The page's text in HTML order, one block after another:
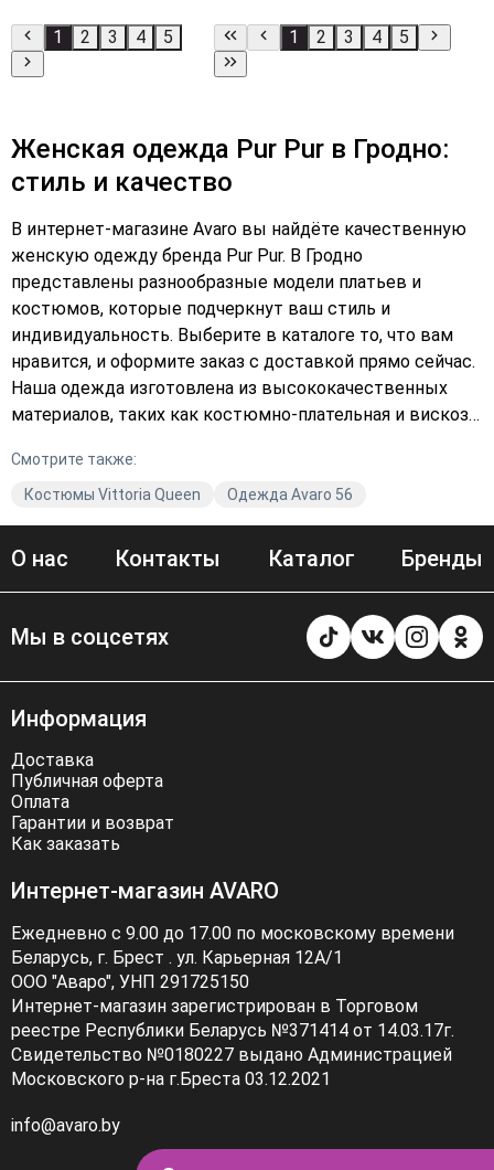
1 2 3 4 5 1 2 3 4 5
Женская одежда Pur Pur в Гродно:
стиль и качество
В интернет-магазине Avaro вы найдёте качественную
женскую одежду бренда Pur Pur. В Гродно
представлены разнообразные модели платьев и
костюмов, которые подчеркнут ваш стиль и
индивидуальность. Выберите в каталоге то, что вам
нравится, и оформите заказ с доставкой прямо сейчас.
Наша одежда изготовлена из высококачественных
материалов, таких как костюмно-плательная и вискоза.
повседневном и праздничном стилях, а также в
разнообразных цветах, включая чёрный и
разноцветный. Не упустите возможность обновить
свой гардероб с помощью одежды Pur Pur. Закажите
прямо сейчас и наслаждайтесь комфортом и
качеством от Avaro!
Смотрите также:
Костюмы Vittoria Queen
Одежда Avaro 56
О нас Контакты Каталог Бренды
Мы в соцсетях
Информация
Доставка
Публичная оферта
Оплата
Гарантии и возврат
Как заказать
Интернет-магазин AVARO
Ежедневно с 9.00 до 17.00 по московскому времени
Беларусь, г. Брест . ул. Карьерная 12А/1
ООО "Аваро", УНП 291725150
Интернет-магазин зарегистрирован в Торговом
реестре Республики Беларусь №371414 от 14.03.17г.
Свидетельство №0180227 выдано Администрацией
Московского р-на г.Бреста 03.12.2021
info@avaro.by